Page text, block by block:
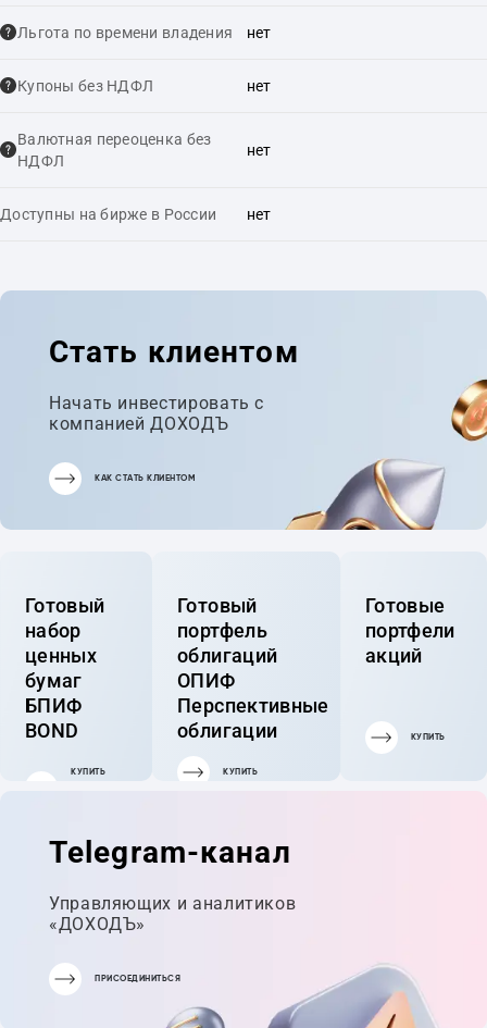
Льгота по времени владения нет
Купоны без НДФЛ нет
Валютная переоценка без
НДФЛ
нет
Доступны на бирже в России нет
Стать клиентом
Начать инвестировать с
компанией ДОХОДЪ
КАК СТАТЬ КЛИЕНТОМ
Готовый
набор
ценных
бумаг
БПИФ
BOND
КУПИТЬ
Готовый
портфель
облигаций
ОПИФ
Перспективные
облигации
КУПИТЬ
Готовые
портфели
акций
КУПИТЬ
Telegram-канал
Управляющих и аналитиков
«ДОХОДЪ»
ПРИСОЕДИНИТЬСЯ